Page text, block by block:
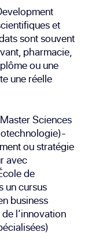
et
sont souvent
pharmacie,
ou une
une réelle
Sciences
ou stratégie
avec
de
un cursus
business
l’innovation